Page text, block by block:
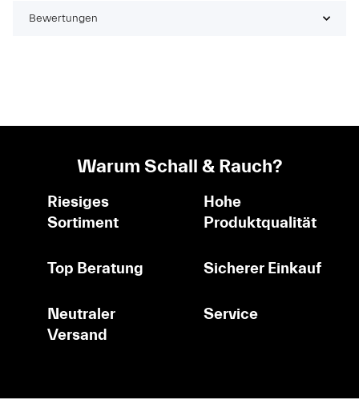
Bewertungen
Warum Schall & Rauch?
Riesiges
Sortiment
Hohe
Produktqualität
Top Beratung Sicherer Einkauf
Neutraler
Versand
Service